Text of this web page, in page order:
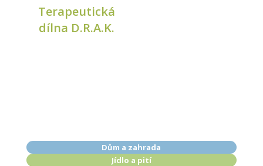
Terapeutická
dílna D.R.A.K.
Dům a zahrada
Jídlo a pití